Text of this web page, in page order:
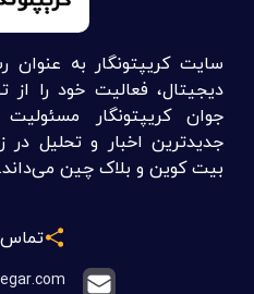
سایت کریپتونگار به
جوان کریپتونگار
جدیدترین اخبار و تحلیل در
بیت کوین و بلاک چین می‌داند.
تماس